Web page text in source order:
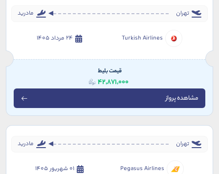
تهران مادرید
Turkish Airlines 24 مرداد 1405
قیمت بلیط
42,871,000
مشاهده پرواز
تهران مادرید
Pegasus Airlines 01 شهریور 1405